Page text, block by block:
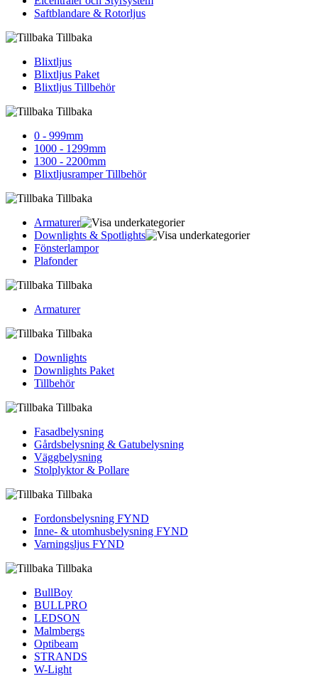
Saftblandare & Rotorljus
Tillbaka
Blixtljus
Blixtljus Paket
Blixtljus Tillbehör
Tillbaka
0 - 999mm
1000 - 1299mm
1300 - 2200mm
Blixtljusramper Tillbehör
Tillbaka
Armaturer
Downlights & Spotlights
Fönsterlampor
Plafonder
Tillbaka
Armaturer
Tillbaka
Downlights
Downlights Paket
Tillbehör
Tillbaka
Fasadbelysning
Gårdsbelysning & Gatubelysning
Väggbelysning
Stolplyktor & Pollare
Tillbaka
Fordons­belysning FYND
Inne- & utomhus­belysning FYND
Varningsljus FYND
Tillbaka
BullBoy
BULLPRO
LEDSON
Malmbergs
Optibeam
STRANDS
W-Light